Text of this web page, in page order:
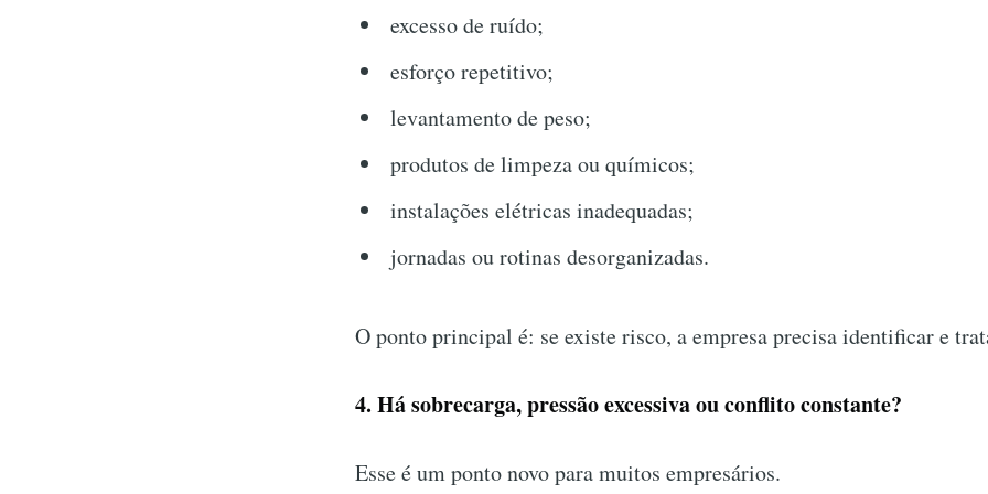
excesso de ruído;
esforço repetitivo;
levantamento de peso;
produtos de limpeza ou químicos;
instalações elétricas inadequadas;
jornadas ou rotinas desorganizadas.
O ponto principal é: se existe risco, a empresa precisa identificar e
4. Há sobrecarga, pressão excessiva ou conflito constante?
Esse é um ponto novo para muitos empresários.